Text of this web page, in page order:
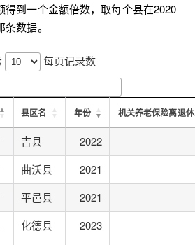
得到一个金额倍数，取每个县在2020
数据。
每页记录数
县区名 年份 机关养老保险离退
吉县
2022
曲沃县
2021
平邑县
2021
化德县 2023